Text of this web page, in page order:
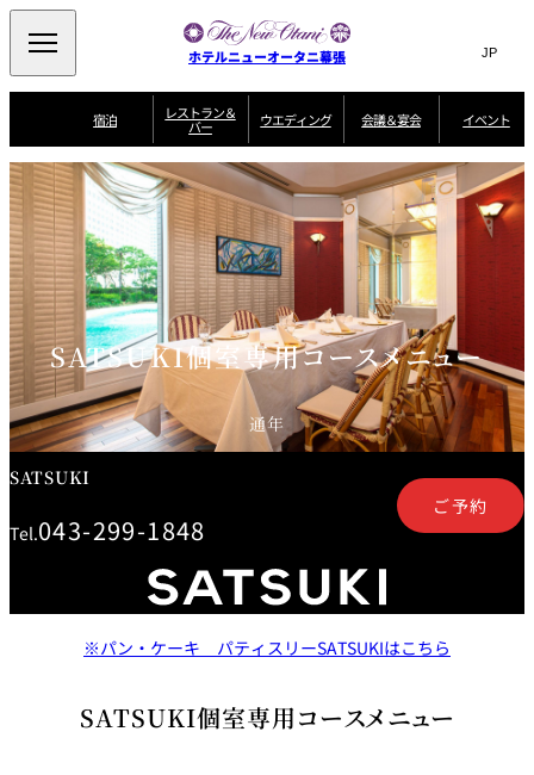
ホテルニューオータニ幕張 Search
サ
ト
内
検
索
窓
開
言
切
替
え
メ
ニ
ュ
ー
を
開
JP(日本語)
EN
Select Language▼
宿泊
客
一
覧
泊
プ
ラ
ン
一
覧
ニューオータニク
ラブ会員限定
スイートご宿泊特
典
誕生日や記念日の
お祝いに
～アニバーサリー
～
朝食
～BREAKFAST～
ルームサービス
～ROOM SERVICE
～
よ
く
レストラン＆
バー
ビュッフェ
SATSUKI ザ・ラウンジ
オールデイダイニング
SATSUKI
季処（日本料理）
千羽鶴 山茶花 一心
中国料理
鉄板焼
Sky Salon 欅
スイーツ
SATSUKI
ウエディング
ウ
エ
デ
ィ
ン
グ
トップページ コンセプト
ウエディングスタ
イル
挙式 料理・ケーキ
ウエディングスト
ーリー 独立型邸宅 資料請求
よくあるご質問
ホテルへのアクセ
ス
会議＆宴会
会
議
＆
宴
会
選ばれる理由
宴
会
一
覧
プ
ラ
ン
一
覧
記念日・お祝いで
のご利用に
【宴会用】テイク
アウトメニュー
特
プ
シ
ョ
ン
イベント
SATSUKI個室専用コースメニュー
通年
SATSUKI
Tel.043-299-1848
ご予約
※パン・ケーキ パティスリーSATSUKIはこちら
SATSUKI個室専用コースメニュー